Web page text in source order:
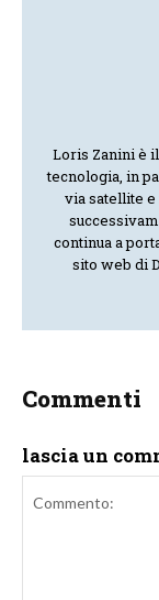
Loris Zanini è
tecnologia, in
via satellite e
continua a
sito web di
Commenti
lascia un